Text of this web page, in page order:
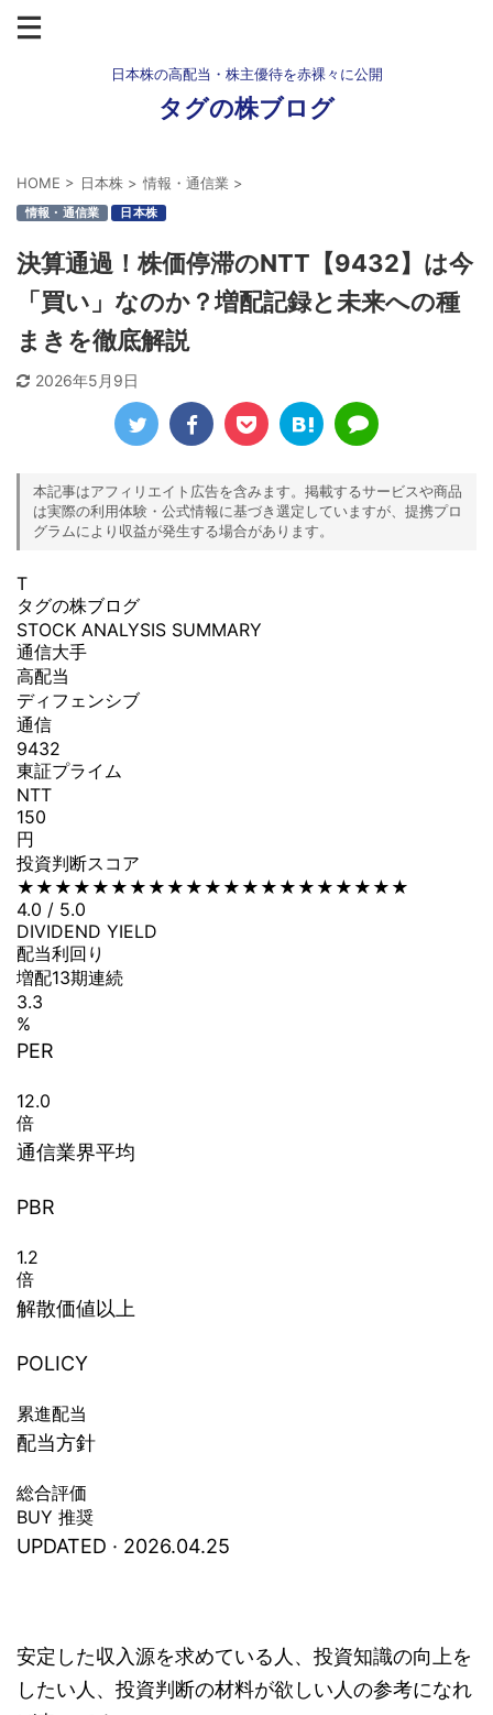
日本株の高配当・株主優待を赤裸々に公開
タグの株ブログ
HOME > 日本株 > 情報・通信業 >
情報・通信業 日本株
決算通過！株価停滞のNTT【9432】は今
「買い」なのか？増配記録と未来への種
まきを徹底解説
2026年5月9日
本記事はアフィリエイト広告を含みます。掲載するサービスや商品
は実際の利用体験・公式情報に基づき選定していますが、提携プロ
グラムにより収益が発生する場合があります。
T
タグの株ブログ
STOCK ANALYSIS SUMMARY
通信大手
高配当
ディフェンシブ
通信
9432
東証プライム
NTT
150
円
投資判断スコア
★ ★ ★ ★ ★ ★ ★ ★ ★ ★ ★ ★ ★ ★ ★ ★★ ★ ★ ★ ★
4.0 / 5.0
DIVIDEND YIELD
配当利回り
増配13期連続
3.3
%
PER
12.0
倍
通信業界平均
PBR
1.2
倍
解散価値以上
POLICY
累進配当
配当方針
総合評価
BUY 推奨
UPDATED · 2026.04.25
安定した収入源を求めている人、投資知識の向上を
したい人、投資判断の材料が欲しい人の参考になれ